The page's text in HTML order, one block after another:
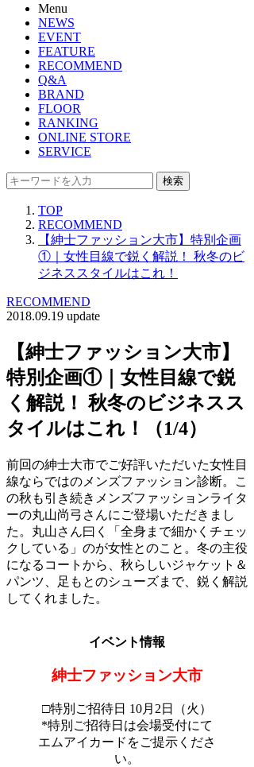
Menu
NEWS
EVENT
FEATURE
RECOMMEND
Q&A
BRAND
FLOOR
RANKING
ONLINE STORE
SERVICE
検索
TOP
RECOMMEND
【紳士ファッション大市】特別企画
①｜女性目線で鋭く解説！ 秋冬のビ
ジネススタイルはこれ！
RECOMMEND
2018.09.19 update
【紳士ファッション大市】
特別企画①｜女性目線で鋭
く解説！ 秋冬のビジネスス
タイルはこれ！（1/4）
前回の紳士大市でご好評いただいた女性目
線ならではのメンズファッション診断。こ
の秋も引き続きメンズファッションライタ
ーの丸山尚弓さんにご登場いただきまし
た。丸山さん曰く「全身まで細かくチェッ
クしている」のが女性とのこと。冬の主役
になるコートから、秋らしいジャケット＆
パンツ、足もとのシューズまで、鋭く解説
してくれました。
イベント情報
紳士ファッション大市
□特別ご招待日 10月2日（火）
*特別ご招待日は会場受付にて
エムアイカードをご提示くださ
い。